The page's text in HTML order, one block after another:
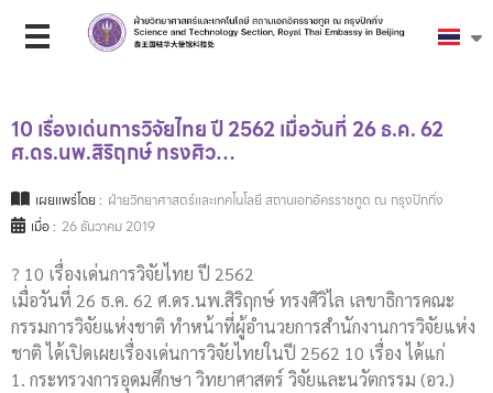
10 เรื่องเด่นการวิจัยไทย ปี 2562 เมื่อวันที่ 26 ธ.ค. 62
ศ.ดร.นพ.สิริฤกษ์ ทรงศิว…
เผยแพร่โดย : ฝ่ายวิทยาศาสตร์และเทคโนโลยี สถานเอกอัครราชทูต ณ กรุงปักกิ่ง
เมื่อ : 26 ธันวาคม 2019
? 10 เรื่องเด่นการวิจัยไทย ปี 2562
เมื่อวันที่ 26 ธ.ค. 62 ศ.ดร.นพ.สิริฤกษ์ ทรงศิวิไล เลขาธิการคณะ
กรรมการวิจัยแห่งชาติ ทำหน้าที่ผู้อำนวยการสำนักงานการวิจัยแห่ง
ชาติ ได้เปิดเผยเรื่องเด่นการวิจัยไทยในปี 2562 10 เรื่อง ได้แก่
1. กระทรวงการอุดมศึกษา วิทยาศาสตร์ วิจัยและนวัตกรรม (อว.)